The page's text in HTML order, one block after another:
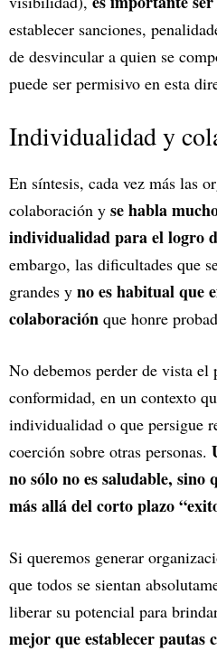
establecer sanciones,
de desvincular a quien se
puede ser permisivo en esta
Individualidad y
En síntesis, cada vez más las
colaboración y se habla
individualidad para el logro
embargo, las dificultades que
grandes y no es habitual que
colaboración que honre
No debemos perder de vista el
conformidad, en un contexto
individualidad o que persigue
coerción sobre otras personas.
no sólo no es saludable,
más allá del corto plazo
Si queremos generar
que todos se sientan
liberar su potencial para
mejor que establecer pautas